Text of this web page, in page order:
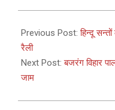
08-
17
Previous Post:हिन्दू
रैली
Next Post:बजरंग विहार
जाम